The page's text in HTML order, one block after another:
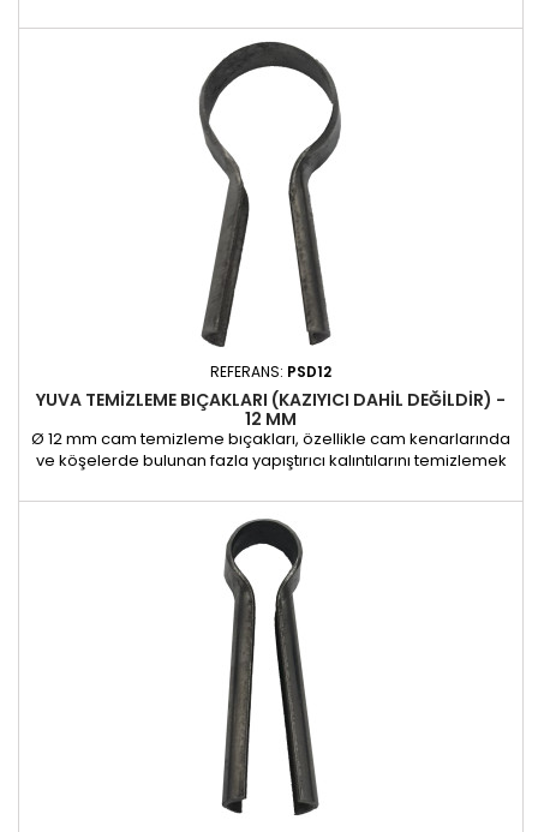
bıçakların aksine, boyaya zarar verme riskini en aza indirirken
hassas temizlik sağlar. Profesyonel uygulamalar için uygun
olan bu bıçaklar, cam montajı öncesi hazırlık...
REFERANS: PSD12
YUVA TEMIZLEME BIÇAKLARI (KAZIYICI DAHIL DEĞILDIR) -
12 MM
Ø 12 mm cam temizleme bıçakları, özellikle cam kenarlarında
ve köşelerde bulunan fazla yapıştırıcı kalıntılarını temizlemek
standart sıyırma bıçaklarının aksine, boyaya zarar verme
riskini en aza indirirken hassas bir temizlik sağlar. 12 mm
dikdörtgen (REF-PS-12) ve Ø 6 mm yuvarlak (REF-PSD-6)...